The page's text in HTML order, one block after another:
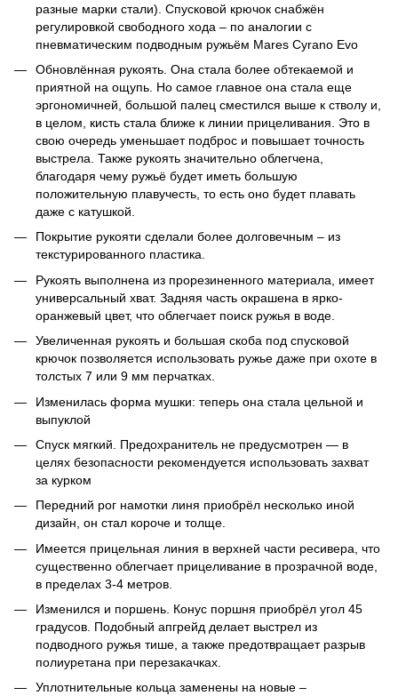
разные марки стали). Спусковой крючок снабжён
регулировкой свободного хода – по аналогии с
пневматическим подводным ружьём Mares Cyrano Evo
Обновлённая рукоять. Она стала более обтекаемой и
приятной на ощупь. Но самое главное она стала еще
эргономичней, большой палец сместился выше к стволу и,
в целом, кисть стала ближе к линии прицеливания. Это в
свою очередь уменьшает подброс и повышает точность
выстрела. Также рукоять значительно облегчена,
благодаря чему ружьё будет иметь большую
положительную плавучесть, то есть оно будет плавать
даже с катушкой.
Покрытие рукояти сделали более долговечным – из
текстурированного пластика.
Рукоять выполнена из прорезиненного материала, имеет
универсальный хват. Задняя часть окрашена в ярко-
оранжевый цвет, что облегчает поиск ружья в воде.
Увеличенная рукоять и большая скоба под спусковой
крючок позволяется использовать ружье даже при охоте в
толстых 7 или 9 мм перчатках.
Изменилась форма мушки: теперь она стала цельной и
выпуклой
Спуск мягкий. Предохранитель не предусмотрен ― в
целях безопасности рекомендуется использовать захват
за курком
Передний рог намотки линя приобрёл несколько иной
дизайн, он стал короче и толще.
Имеется прицельная линия в верхней части ресивера, что
существенно облегчает прицеливание в прозрачной воде,
в пределах 3-4 метров.
Изменился и поршень. Конус поршня приобрёл угол 45
градусов. Подобный апгрейд делает выстрел из
подводного ружья тише, а также предотвращает разрыв
полиуретана при перезакачках.
Уплотнительные кольца заменены на новые –